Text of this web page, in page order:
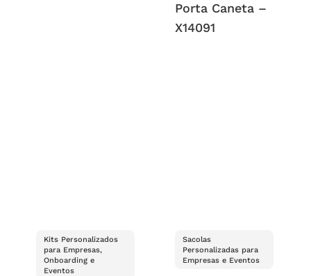
Porta Caneta –
X14091
Kits Personalizados
para Empresas,
Onboarding e
Eventos
Sacolas
Personalizadas para
Empresas e Eventos